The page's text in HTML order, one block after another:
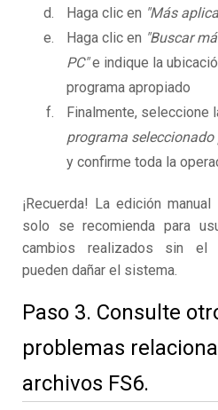
Haga clic en "Más
Haga clic en "Buscar
PC"e indique la
programa apropiado
Finalmente, seleccione
programa
y confirme toda la
¡Recuerda! La edición
solo se recomienda para
cambios realizados sin el
pueden dañar el sistema.
Paso 3. Consulte
problemas
archivos FS6.